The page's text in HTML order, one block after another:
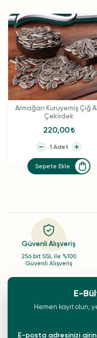
Armağan Kuruyemiş Çiğ
Çekirdek
220,00
Sepete Ekle
Güvenli Alışveriş
256 bit SSL ile %100
Güvenli Alışveriş
E-
Hemen kayıt olun,